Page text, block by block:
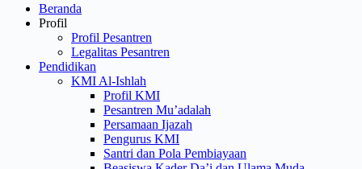
Beranda
Profil
Profil Pesantren
Legalitas Pesantren
Pendidikan
KMI Al-Ishlah
Profil KMI
Pesantren Mu’adalah
Persamaan Ijazah
Pengurus KMI
Santri dan Pola Pembiayaan